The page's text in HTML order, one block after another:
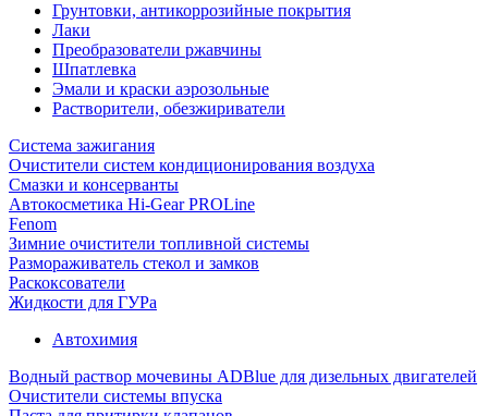
Грунтовки, антикоррозийные покрытия
Лаки
Преобразователи ржавчины
Шпатлевка
Эмали и краски аэрозольные
Растворители, обезжириватели
Система зажигания
Очистители систем кондиционирования воздуха
Смазки и консерванты
Автокосметика Hi-Gear PROLine
Fenom
Зимние очистители топливной системы
Размораживатель стекол и замков
Раскоксователи
Жидкости для ГУРа
Автохимия
Водный раствор мочевины ADBlue для дизельных двигателей
Очистители системы впуска